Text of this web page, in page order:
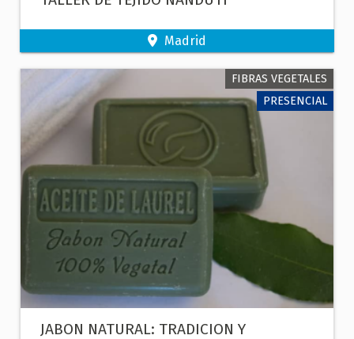
Madrid
FIBRAS VEGETALES
PRESENCIAL
JABON NATURAL: TRADICION Y